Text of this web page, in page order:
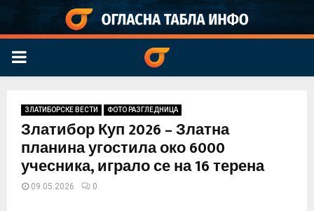
PRIMARY
ЗЛАТИБОРСКЕ ВЕСТИ ФОТО РАЗГЛЕДНИЦА
Златибор Куп 2026 – Златна
планина угостила око 6000
учесника, играло се на 16 терена
09.05.2026 0